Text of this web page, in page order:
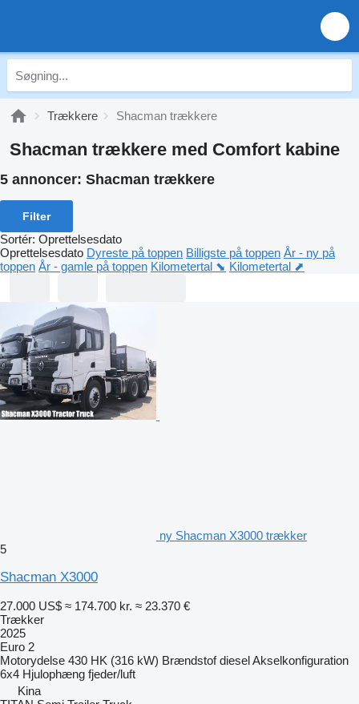
Trækkere Shacman trækkere
Shacman trækkere med Comfort kabine
5 annoncer: Shacman trækkere
Filter
Sortér: Oprettelsesdato
Oprettelsesdato Dyreste på toppen Billigste på toppen År - ny på
toppen År - gamle på toppen Kilometertal ⬊ Kilometertal ⬈
ny Shacman X3000 trækker
5
Shacman X3000
27.000 US$ ≈ 174.700 kr. ≈ 23.370 €
Trækker
2025
Euro 2
Motorydelse 430 HK (316 kW) Brændstof dieselAkselkonfiguration
6x4 Hjulophæng fjeder/luft
Kina